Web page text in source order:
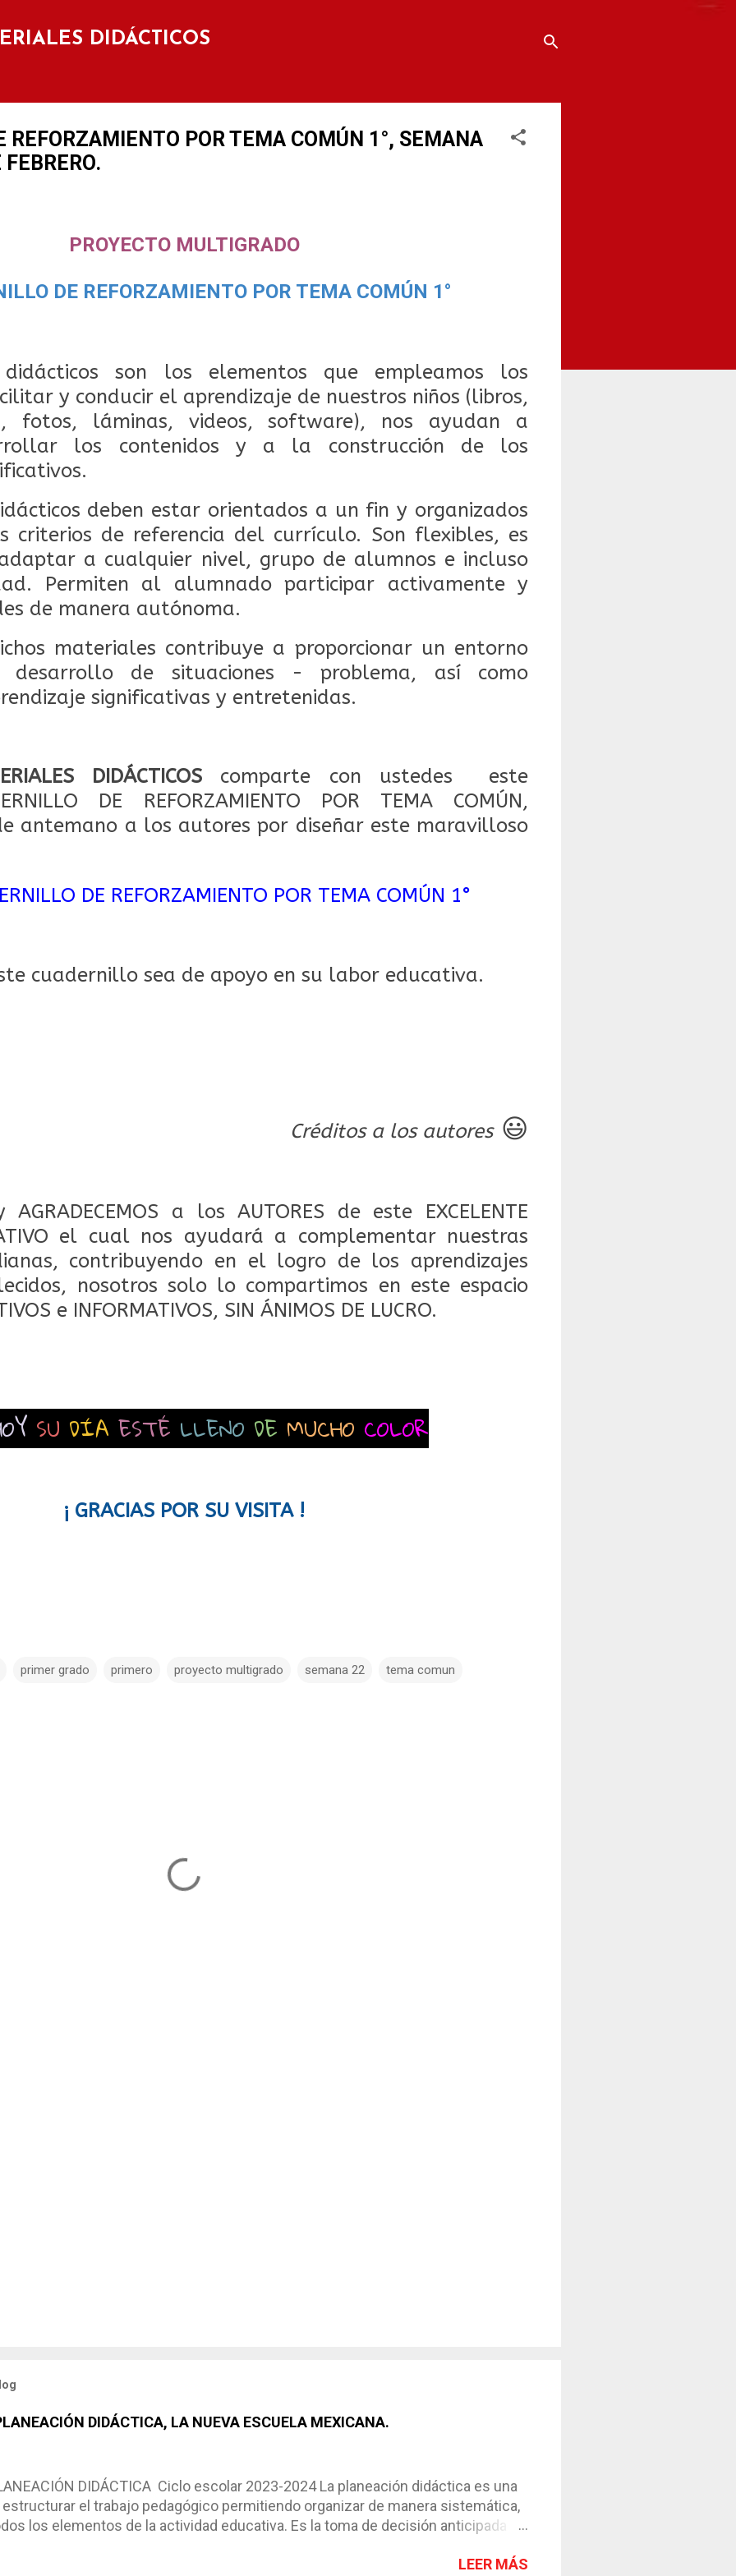
DIDÁCTICOS
REFORZAMIENTO POR TEMA COMÚN 1°, SEMANA
PROYECTO MULTIGRADO
DE REFORZAMIENTO POR TEMA COMÚN 1°
son los elementos que empleamos los
y conducir el aprendizaje de nuestros niños (libros,
fotos, láminas, videos, software), nos ayudan a
los contenidos y a la construcción de los
deben estar orientados a un fin y organizados
criterios de referencia del currículo. Son flexibles, es
a cualquier nivel, grupo de alumnos e incluso
Permiten al alumnado participar activamente y
de manera autónoma.
materiales contribuye a proporcionar un entorno
de situaciones - problema, así como
significativas y entretenidas.
DIDÁCTICOS comparte con ustedes este
DE REFORZAMIENTO POR TEMA COMÚN,
de antemano a los autores por diseñar este maravilloso
DE REFORZAMIENTO POR TEMA COMÚN 1°
cuadernillo sea de apoyo en su labor educativa.
Créditos a los autores😃
y AGRADECEMOS a los AUTORES de este EXCELENTE
el cual nos ayudará a complementar nuestras
contribuyendo en el logro de los aprendizajes
nosotros solo lo compartimos en este espacio
e INFORMATIVOS, SIN ÁNIMOS DE LUCRO.
SU DÍA ESTÉ LLENO DE MUCHO COLOR
¡ GRACIAS POR SU VISITA !
primer grado primero proyecto multigrado semana 22 tema comun
DIDÁCTICA, LA NUEVA ESCUELA MEXICANA.
DIDÁCTICA Ciclo escolar 2023-2024 La planeación didáctica es una
estructurar el trabajo pedagógico permitiendo organizar de manera sistemática,
los elementos de la actividad educativa. Es la toma de decisión anticipada
didáctica tiene las siguientes características: * Es el instrumento necesario
LEER MÁS